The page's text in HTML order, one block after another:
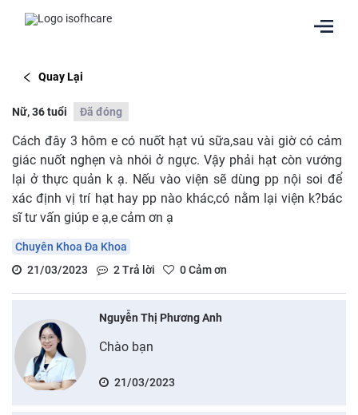
Quay Lại
Nữ, 36 tuổi Đã đóng
Cách đây 3 hôm e có nuốt hạt vú sữa,sau vài giờ có cảm
giác nuốt nghẹn và nhói ở ngực. Vậy phải hạt còn vướng
lại ở thực quản k ạ. Nếu vào viện sẽ dùng pp nội soi để
xác định vị trí hạt hay pp nào khác,có nằm lại viện k?bác
sĩ tư vấn giúp e ạ,e cảm ơn ạ
Chuyên Khoa Đa Khoa
21/03/2023
2Trả lời 0Cảm ơn
Nguyễn Thị Phương Anh
Chào bạn
21/03/2023